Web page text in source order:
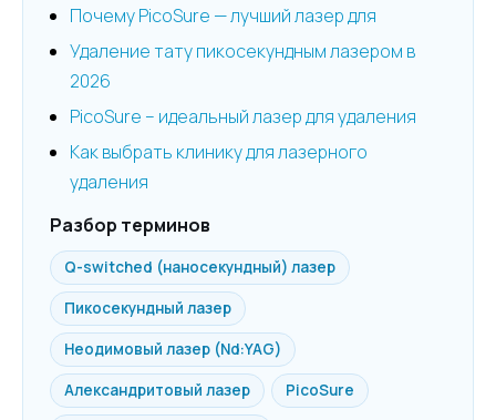
Почему PicoSure — лучший лазер для
Удаление тату пикосекундным лазером в
2026
PicoSure – идеальный лазер для удаления
Как выбрать клинику для лазерного
удаления
Разбор терминов
Q-switched (наносекундный) лазер
Пикосекундный лазер
Неодимовый лазер (Nd:YAG)
Александритовый лазер PicoSure